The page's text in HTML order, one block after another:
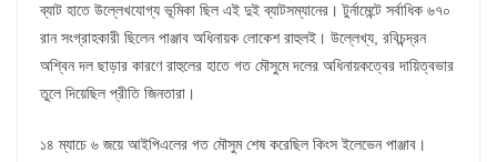
ব্যাট হাতে উল্লেখযোগ্য ভূমিকা ছিল এই দুই ব্যাটসম্যানের। টুর্নামেন্টে সর্বাধিক ৬৭০
রান সংগ্রাহকারী ছিলেন পাঞ্জাব অধিনায়ক লোকেশ রাহুলই। উল্লেখ্য, রবিচন্দ্রন
অশ্বিন দল ছাড়ার কারণে রাহুলের হাতে গত মৌসুমে দলের অধিনায়কত্বের দায়িত্বভার
তুলে দিয়েছিল প্রীতি জিনতারা।
১৪ ম্যাচে ৬ জয়ে আইপিএলের গত মৌসুম শেষ করেছিল কিংস ইলেভেন পাঞ্জাব।